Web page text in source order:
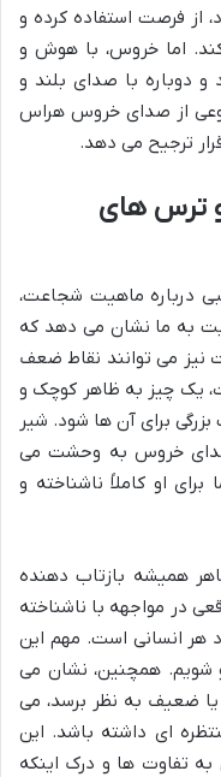
از فرصت استفاده کرده و
اما خروس، با هوش و
دوباره با صدای بلند و
از صدای خروس هراس
قرار ترجیح می دهد.
ترس های
درباره ماهیت شجاعت،
به ما نشان می دهد که
نیز می توانند نقاط ضعف
یک چیز به ظاهر کوچک و
برای آن ها شود. شیر
صدای خروس به وحشت می
او کاملاً ناشناخته و
همیشه بازتاب دهنده
در مواجهه با ناشناخته
هر انسانی است. مهم این
شویم. همچنین، نشان می
ضعیف به نظر برسد، می
ای داشته باشد. این
تفاوت ها و درک اینکه